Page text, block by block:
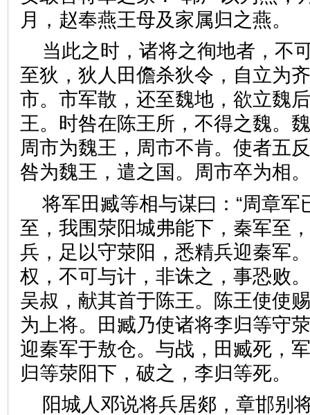
月，赵奉燕王母及家属归之
当此之时，诸将之徇地者，不
至狄，狄人田儋杀狄令，自立为
市。市军散，还至魏地，欲立魏
王。时咎在陈王所，不得之魏。
周市为魏王，周市不肯。使者五
咎为魏王，遣之国。周市卒
将军田臧等相与谋曰：“周章军
至，我围荥阳城弗能下，秦军至
兵，足以守荥阳，悉精兵迎秦军
权，不可与计，非诛之，事恐败
吴叔，献其首于陈王。陈王使使
为上将。田臧乃使诸将李归等守
迎秦军于敖仓。与战，田臧死，
归等荥阳下，破之，李归等
阳城人邓说将兵居郯，章邯别